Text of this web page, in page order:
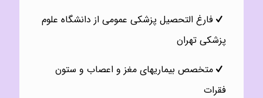
فارغ التحصیل پزشکی عمومی از دانشگاه علوم
پزشکی تهران
متخصص بيماریهاى مغز و اعصاب و ستون
فقرات